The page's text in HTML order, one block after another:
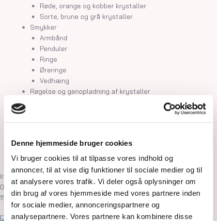
Denne hjemmeside bruger cookies
Vi bruger cookies til at tilpasse vores indhold og
annoncer, til at vise dig funktioner til sociale medier og til
at analysere vores trafik. Vi deler også oplysninger om
din brug af vores hjemmeside med vores partnere inden
for sociale medier, annonceringspartnere og
analysepartnere. Vores partnere kan kombinere disse
Røde, orange og kobber krystaller
Sorte, brune og grå krystaller
Smykker
Armbånd
Penduler
Ringe
Øreringe
Vedhæng
Røgelse og genopladning af krystaller
Krystalindex
Om
Kontakt
Ingen produkter i kurven
0,00kr. 0 Kurv
15% på første ordre! med koden: welcome15